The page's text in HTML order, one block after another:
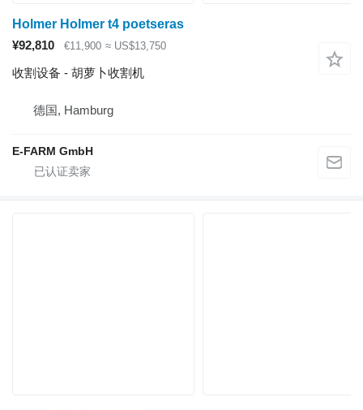
Holmer Holmer t4 poetseras
¥92,810
€11,900 ≈ US$13,750
收割设备 - 胡萝卜收割机
德国, Hamburg
E-FARM GmbH